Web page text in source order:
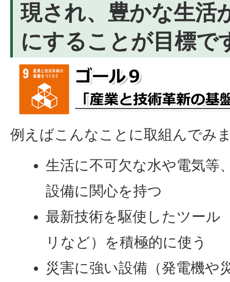
現され、豊かな生活
にすることが目標で
例えばこんなことに取組んでみ
生活に不可欠な水や電気等
設備に関心を持つ
最新技術を駆使したツール
リなど）を積極的に使う
災害に強い設備（発電機や